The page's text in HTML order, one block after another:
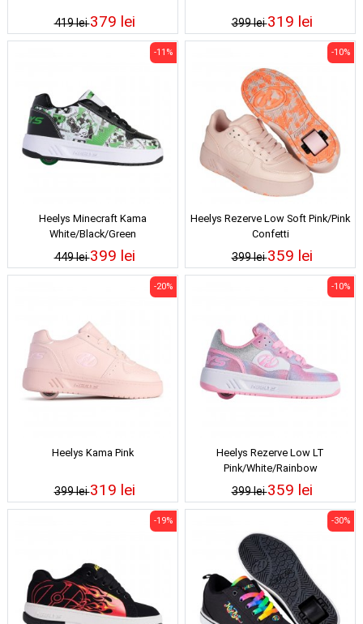
419 lei379 lei 399 lei319 lei
Heelys Minecraft Kama
White/Black/Green
449 lei
-11%
399 lei
Heelys Rezerve Low Soft Pink/Pink
Confetti
399 lei
-10%
359 lei
Heelys Kama Pink
399 lei
-20%
319 lei
Heelys Rezerve Low LT
Pink/White/Rainbow
399 lei
-10%
359 lei
-19% -30%